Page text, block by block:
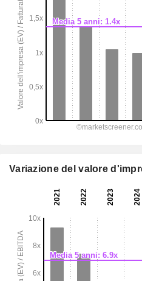
Variazione del valore